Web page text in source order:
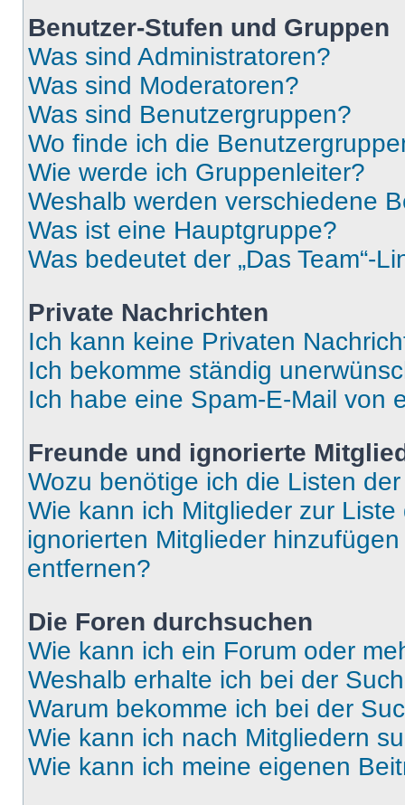
Benutzer-Stufen und Gruppen
Was sind Administratoren?
Was sind Moderatoren?
Was sind Benutzergruppen?
Wo finde ich die
Wie werde ich Gruppenleiter?
Weshalb werden verschiedene
Was ist eine Hauptgruppe?
Was bedeutet der „Das Team“-
Private Nachrichten
Ich kann keine Privaten
Ich bekomme ständig
Ich habe eine Spam-E-Mail von
Freunde und ignorierte
Wozu benötige ich die Listen
Wie kann ich Mitglieder zur
ignorierten Mitglieder
entfernen?
Die Foren durchsuchen
Wie kann ich ein Forum oder
Weshalb erhalte ich bei der
Warum bekomme ich bei der
Wie kann ich nach Mitgliedern
Wie kann ich meine eigenen